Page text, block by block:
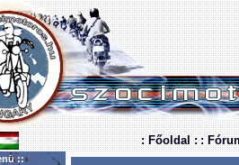
: Főoldal : :
::